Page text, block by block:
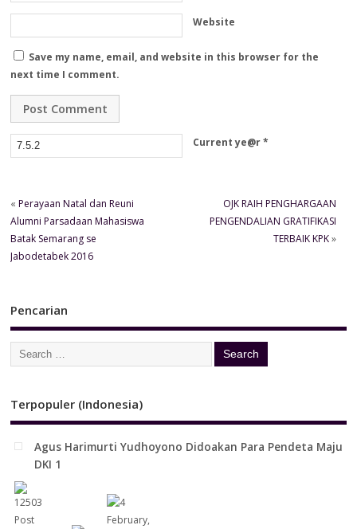
Website
Save my name, email, and website in this browser for the
next time I comment.
Current ye@r*
«Perayaan Natal dan Reuni
Alumni Parsadaan Mahasiswa
Batak Semarang se
Jabodetabek 2016
OJK RAIH PENGHARGAAN
PENGENDALIAN GRATIFIKASI
TERBAIK KPK»
Pencarian
Terpopuler (Indonesia)
Agus Harimurti Yudhoyono Didoakan Para Pendeta Maju
DKI 1